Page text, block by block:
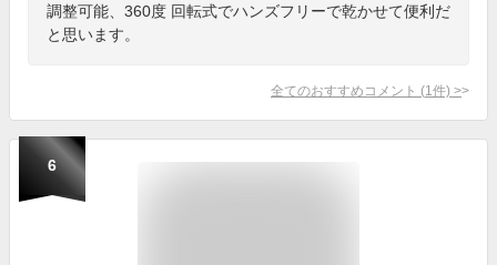
調整可能、360度 回転式でハンズフリーで乾かせて便利だ
と思います。
全てのおすすめコメント (1 件) >
6